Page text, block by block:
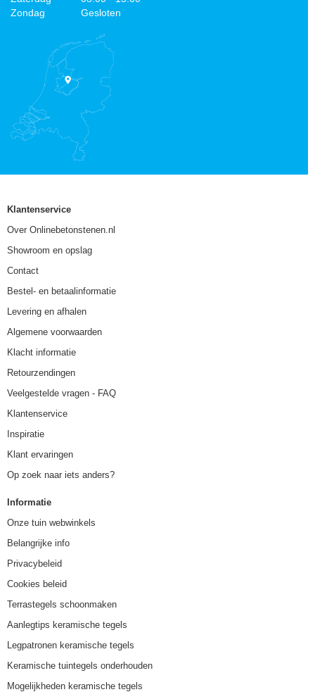
Zondag
Gesloten
Klantenservice
Over Onlinebetonstenen.nl
Showroom en opslag
Contact
Bestel- en betaalinformatie
Levering en afhalen
Algemene voorwaarden
Klacht informatie
Retourzendingen
Veelgestelde vragen - FAQ
Klantenservice
Inspiratie
Klant ervaringen
Op zoek naar iets anders?
Informatie
Onze tuin webwinkels
Belangrijke info
Privacybeleid
Cookies beleid
Terrastegels schoonmaken
Aanlegtips keramische tegels
Legpatronen keramische tegels
Keramische tuintegels onderhouden
Mogelijkheden keramische tegels